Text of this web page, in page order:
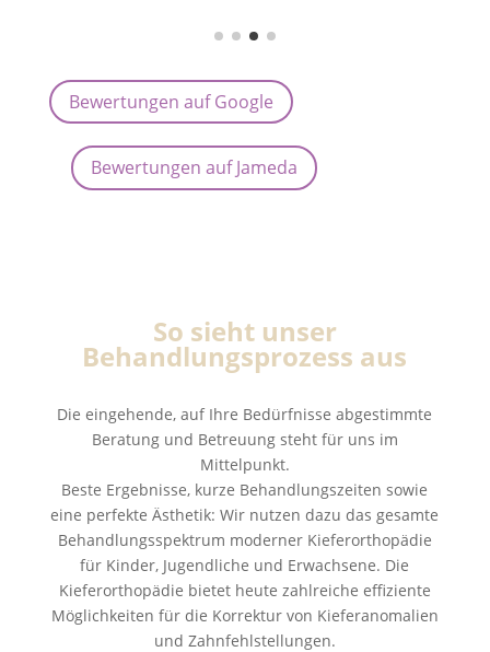
Bewertungen auf Google
Bewertungen auf Jameda
So sieht unser
Behandlungsprozess aus
Die eingehende, auf Ihre Bedürfnisse abgestimmte
Beratung und Betreuung steht für uns im
Mittelpunkt.
Beste Ergebnisse, kurze Behandlungszeiten sowie
eine perfekte Ästhetik: Wir nutzen dazu das gesamte
Behandlungsspektrum moderner Kieferorthopädie
für Kinder, Jugendliche und Erwachsene. Die
Kieferorthopädie bietet heute zahlreiche effiziente
Möglichkeiten für die Korrektur von Kieferanomalien
und Zahnfehlstellungen.